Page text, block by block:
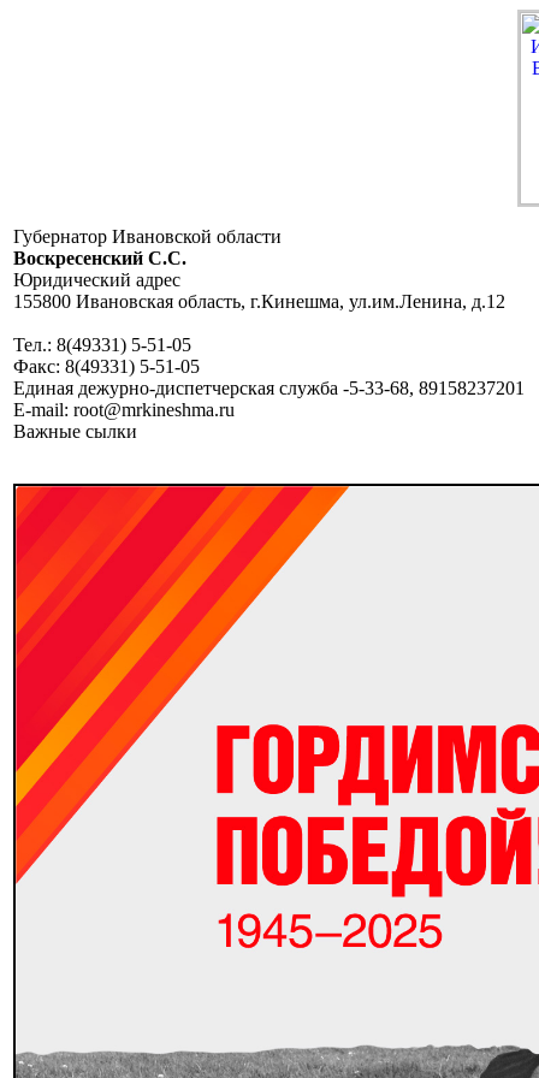
Губернатор Ивановской области
Воскресенский C.C.
Юридический адрес
155800 Ивановская область, г.Кинешма, ул.им.Ленина, д.12
Тел.: 8(49331) 5-51-05
Факс: 8(49331) 5-51-05
Единая дежурно-диспетчерская служба -5-33-68, 89158237201
E-mail: root@mrkineshma.ru
Важные сылки